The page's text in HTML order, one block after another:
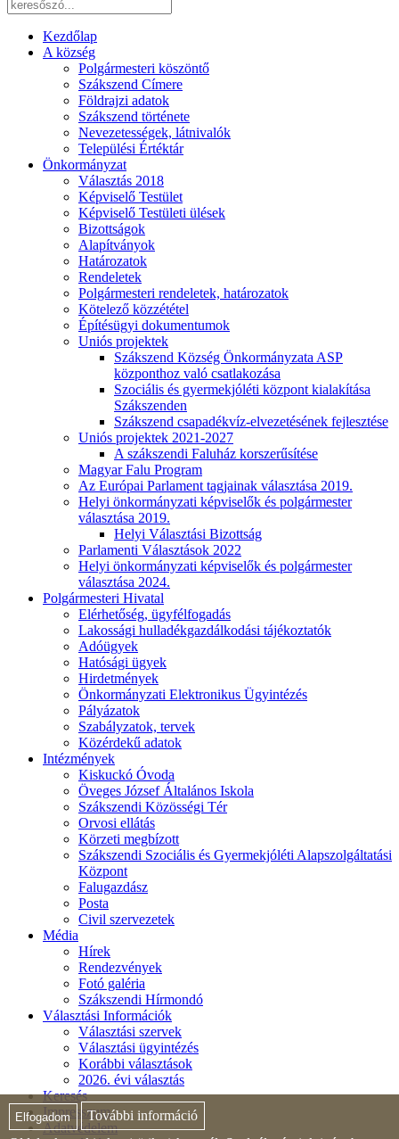
Elfogadom
További információ
Kezdőlap
A község
Polgármesteri köszöntő
Szákszend Címere
Földrajzi adatok
Szákszend története
Nevezetességek, látnivalók
Települési Értéktár
Önkormányzat
Választás 2018
Képviselő Testület
Képviselő Testületi ülések
Bizottságok
Alapítványok
Határozatok
Rendeletek
Polgármesteri rendeletek, határozatok
Kötelező közzététel
Építésügyi dokumentumok
Uniós projektek
Szákszend Község Önkormányzata ASP
központhoz való csatlakozása
Szociális és gyermekjóléti központ kialakítása
Szákszenden
Szákszend csapadékvíz-elvezetésének fejlesztése
Uniós projektek 2021-2027
A szákszendi Faluház korszerűsítése
Magyar Falu Program
Az Európai Parlament tagjainak választása 2019.
Helyi önkormányzati képviselők és polgármester
választása 2019.
Helyi Választási Bizottság
Parlamenti Választások 2022
Helyi önkormányzati képviselők és polgármester
választása 2024.
Polgármesteri Hivatal
Elérhetőség, ügyfélfogadás
Lakossági hulladékgazdálkodási tájékoztatók
Adóügyek
Hatósági ügyek
Hirdetmények
Önkormányzati Elektronikus Ügyintézés
Pályázatok
Szabályzatok, tervek
Közérdekű adatok
Intézmények
Kiskuckó Óvoda
Öveges József Általános Iskola
Szákszendi Közösségi Tér
Orvosi ellátás
Körzeti megbízott
Szákszendi Szociális és Gyermekjóléti Alapszolgáltatási
Központ
Falugazdász
Posta
Civil szervezetek
Média
Hírek
Rendezvények
Fotó galéria
Szákszendi Hírmondó
Választási Információk
Választási szervek
Választási ügyintézés
Korábbi választások
2026. évi választás
Keresés
Impresszum
Adatvédelem